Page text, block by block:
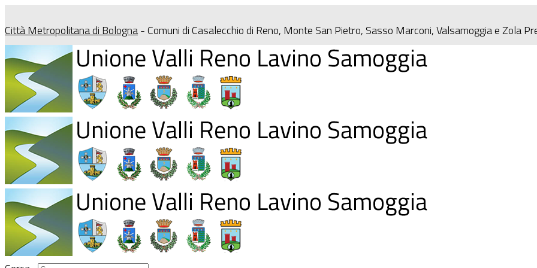
Città Metropolitana di Bologna- Comuni di Casalecchio di Reno, Monte San Pietro, Sasso Marconi, Valsamoggia e Zola